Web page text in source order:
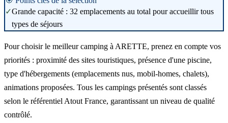
✓Grande capacité : 32 emplacements au total pour accueillir tous
types de séjours
Pour choisir le meilleur camping à ARETTE, prenez en compte vos
priorités : proximité des sites touristiques, présence d'une piscine,
type d'hébergements (emplacements nus, mobil-homes, chalets),
animations proposées. Tous les campings présentés sont classés
selon le référentiel Atout France, garantissant un niveau de qualité
contrôlé.